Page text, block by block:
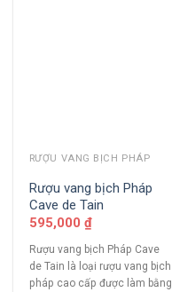
RƯỢU VANG BỊCH PHÁP
Rượu vang bịch Pháp
Cave de Tain
595,000 ₫
Rượu vang bịch Pháp Cave
de Tain là loại rượu vang bịch
pháp cao cấp được làm bằng